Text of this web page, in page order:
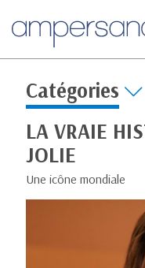
Catégories
LA VRAIE
JOLIE
Une icône mondiale